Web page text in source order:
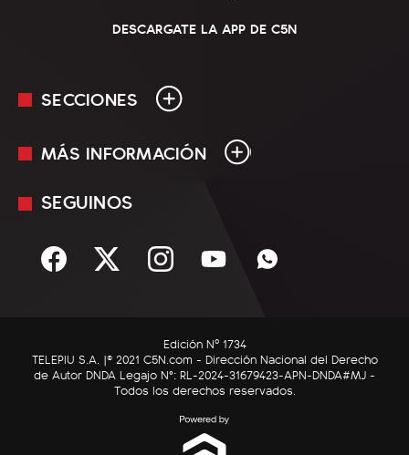
DESCARGATE LA APP DE C5N
SECCIONES
En Vivo
Sociedad
C5N Autos
RatingCero
MÁS INFORMACIÓN
Mediakit
Términos y condiciones
SEGUINOS
Edición Nº 1734
TELEPIU S.A. |© 2021 C5N.com - Dirección Nacional del Derecho
de Autor DNDA Legajo N°: RL-2024-31679423-APN-DNDA#MJ -
Todos los derechos reservados.